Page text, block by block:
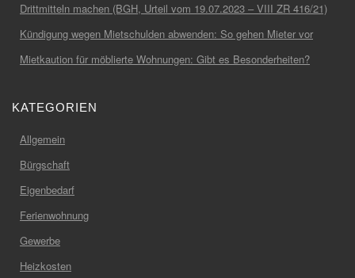
Drittmitteln machen (BGH, Urteil vom 19.07.2023 – VIII ZR 416/21)
Kündigung wegen Mietschulden abwenden: So gehen Mieter vor
Mietkaution für möblierte Wohnungen: Gibt es Besonderheiten?
KATEGORIEN
Allgemein
Bürgschaft
Eigenbedarf
Ferienwohnung
Gewerbe
Heizkosten